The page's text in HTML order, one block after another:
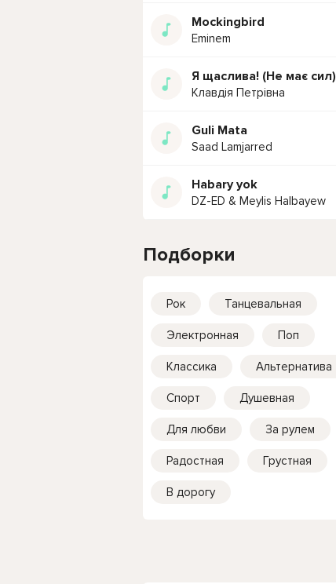
Mockingbird
Eminem
Я щаслива! (Не має сил)
Клавдія Петрівна
Guli Mata
Saad Lamjarred
Habary yok
DZ-ED & Meylis Halbayew
Подборки
Рок Танцевальная
Электронная Поп
Классика Альтернатива
Спорт Душевная
Для любви За рулем
Радостная Грустная
В дорогу